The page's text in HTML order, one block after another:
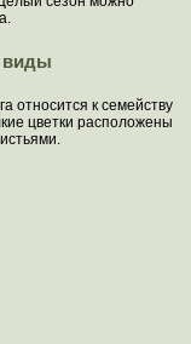
виды
относится к семейству
цветки расположены